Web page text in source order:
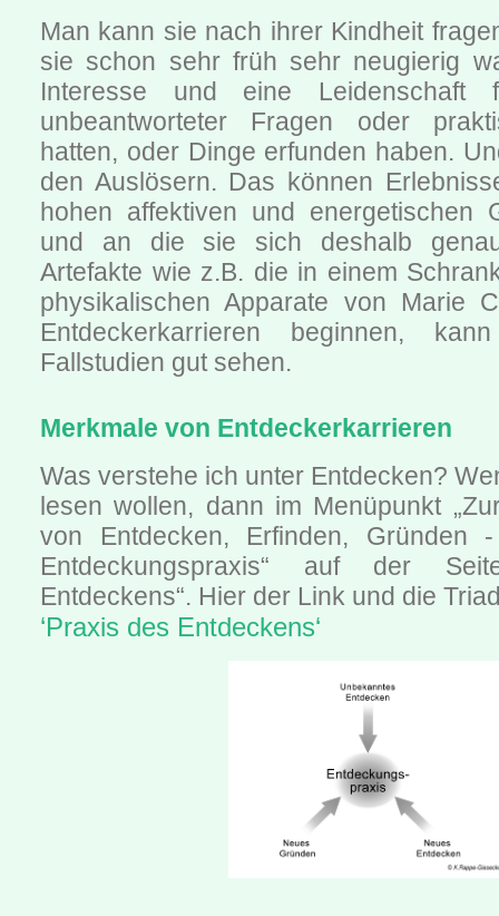
Man kann sie nach ihrer Kindheit
sie schon sehr früh sehr neugierig
Interesse und eine Leidenschaft
unbeantworteter Fragen oder
hatten, oder Dinge erfunden haben.
den Auslösern. Das können
hohen affektiven und energetischen
und an die sie sich deshalb
Artefakte wie z.B. die in einem
physikalischen Apparate von Marie
Entdeckerkarrieren beginnen,
Fallstudien gut sehen.
Merkmale von Entdeckerkarrieren
Was verstehe ich unter Entdecken?
lesen wollen, dann im Menüpunkt
von Entdecken, Erfinden, Gründen
Entdeckungspraxis“ auf der
Entdeckens“. Hier der Link und die
‘Praxis des Entdeckens‘